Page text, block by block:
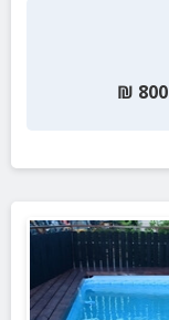
800
₪